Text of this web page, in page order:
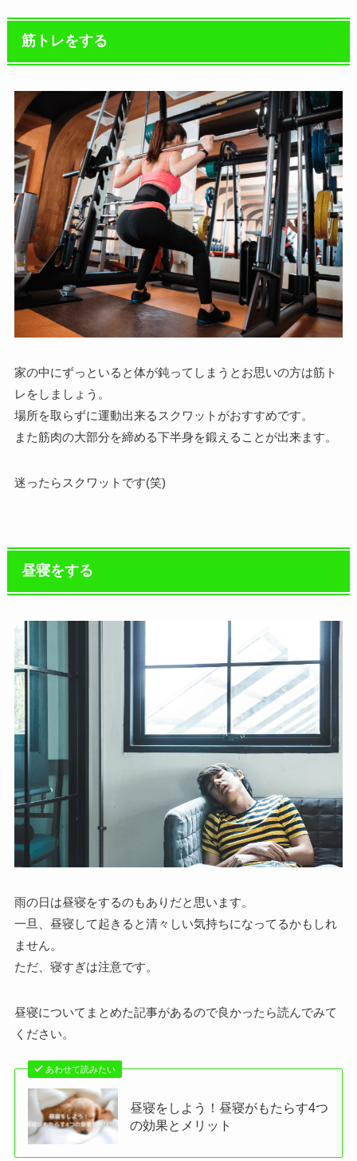
筋トレをする
家の中にずっといると体が鈍ってしまうとお思いの方は筋ト
レをしましょう。
場所を取らずに運動出来るスクワットがおすすめです。
また筋肉の大部分を締める下半身を鍛えることが出来ます。
迷ったらスクワットです(笑)
昼寝をする
雨の日は昼寝をするのもありだと思います。
一旦、昼寝して起きると清々しい気持ちになってるかもしれ
ません。
ただ、寝すぎは注意です。
昼寝についてまとめた記事があるので良かったら読んでみて
ください。
あわせて読みたい
昼寝をしよう！昼寝がもたらす4つ
の効果とメリット